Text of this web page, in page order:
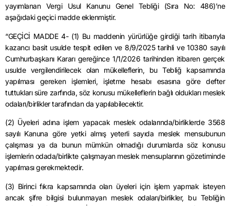
yayımlanan Vergi Usul Kanunu Genel Tebliği (Sıra No: 486)’ne
aşağıdaki geçici madde eklenmiştir.
“GEÇİCİ MADDE 4- (1) Bu maddenin yürürlüğe girdiği tarih itibarıyla
kazancı basit usulde tespit edilen ve8/9/2025tarihli ve 10380 sayılı
Cumhurbaşkanı Kararı gereğince 1/1/2026 tarihinden itibaren gerçek
usulde vergilendirilecek olan mükelleflerin, bu Tebliğ kapsamında
yapılması gereken işlemleri, işletme hesabı esasına göre defter
tuttukları süre zarfında, söz konusu mükelleflerin bağlı oldukları meslek
odaları/birlikler tarafından da yapılabilecektir.
(2) Üyeleri adına işlem yapacak meslek odalarında/birliklerde 3568
sayılı Kanuna göre yetki almış yeterli sayıda meslek mensubunun
çalışması ya da bunun mümkün olmadığı durumlarda söz konusu
işlemlerin odada/birlikte çalışmayan meslek mensuplarının gözetiminde
yapılması gerekmektedir.
(3) Birinci fıkra kapsamında olan üyeleri için işlem yapmak isteyen
ancak şifre bilgisi bulunmayan meslek odaları/birlikler, bu Tebliğin